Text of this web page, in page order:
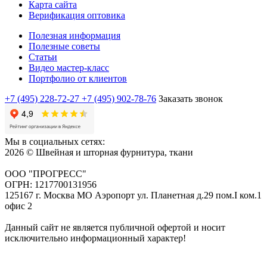
Карта сайта
Верификация оптовика
Полезная информация
Полезные советы
Статьи
Видео мастер-класс
Портфолио от клиентов
+7 (495) 228-72-27 +7 (495) 902-78-76 Заказать звонок
Мы в социальных сетях:
2026 © Швейная и шторная фурнитура, ткани
ООО "ПРОГРЕСС"
ОГРН: 1217700131956
125167 г. Москва МО Аэропорт ул. Планетная д.29 пом.I ком.1
офис 2
Данный сайт не является публичной офертой и носит
исключительно информационный характер!